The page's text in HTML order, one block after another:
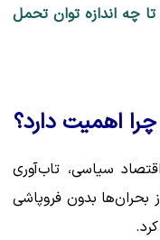
تا چه اندازه توان تحمل
اهمیت دارد؟
سیاسی، تاب‌آوری
بحران‌ها بدون فروپاشی